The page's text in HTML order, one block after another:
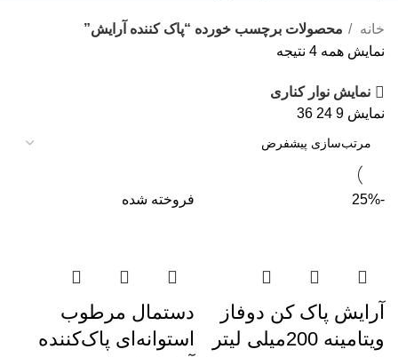
خانه
محصولات برچسب خورده “پاک کننده آرایش”
نمایش همه 4 نتیجه
نمایش نوار کناری
نمایش 9
24
36
-25%
آرایش پاک کن دوفاز
ویتامینه 200میلی لیتر
فروخته شده
دستمال مرطوب
استوانه‌ای پاک‌کننده